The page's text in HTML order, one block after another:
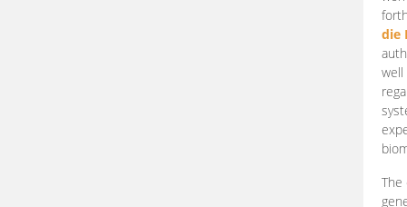
die
well
The